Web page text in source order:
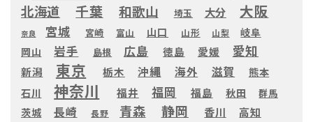
北海道 千葉 和歌山 埼玉 大分 大阪
奈良 宮城 宮崎 富山 山口 山形 山梨
岐阜
岡山
岩手 島根 広島 徳島 愛媛 愛知
新潟 東京 栃木 沖縄 海外 滋賀
熊本
石川
神奈川 福井 福岡 福島 秋田 群馬
茨城 長崎 長野 青森 静岡 香川 高知